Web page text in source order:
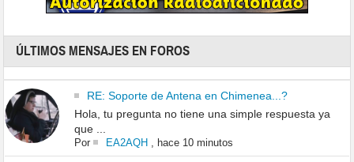
ÚLTIMOS MENSAJES EN FOROS
RE: Soporte de Antena en Chimenea...?
Hola, tu pregunta no tiene una simple respuesta ya
que ...
Por EA2AQH hace 10 minutos